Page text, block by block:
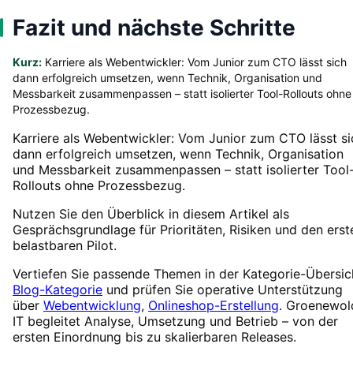
Fazit und nächste Schritte
Kurz: Karriere als Webentwickler: Vom Junior zum CTO lässt sich
dann erfolgreich umsetzen, wenn Technik, Organisation und
Messbarkeit zusammenpassen – statt isolierter Tool-Rollouts ohne
Prozessbezug.
Karriere als Webentwickler: Vom Junior zum CTO lässt
dann erfolgreich umsetzen, wenn Technik, Organisation
und Messbarkeit zusammenpassen – statt isolierter
Rollouts ohne Prozessbezug.
Nutzen Sie den Überblick in diesem Artikel als
Gesprächsgrundlage für Prioritäten, Risiken und den
belastbaren Pilot.
Vertiefen Sie passende Themen in der Kategorie-
Blog-Kategorie und prüfen Sie operative Unterstützung
über Webentwicklung, Onlineshop-Erstellung.
IT begleitet Analyse, Umsetzung und Betrieb – von der
ersten Einordnung bis zu skalierbaren Releases.